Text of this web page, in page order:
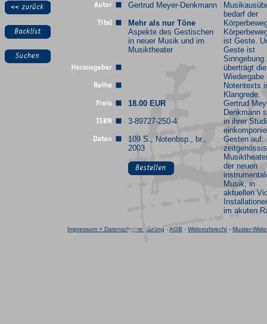
Gertrud Meyer-Denkmann
Mehr als nur Töne
Aspekte des Gestischen
in neuer Musik und im
Musiktheater
18.00 EUR
3-89727-250-4
109 S., Notenbsp., br.,
2003
bedarf der
ist Geste.
Geste ist
überträgt die
Wiedergabe
Notentexts
Klangrede.
Gertrud
Denkmann
in ihrer
Gesten auf:
der neuen
Musik, in
aktuellen
im akuten
Impressum + Datenschutzerklärung -AGB - Widerrufsrecht - Muster-